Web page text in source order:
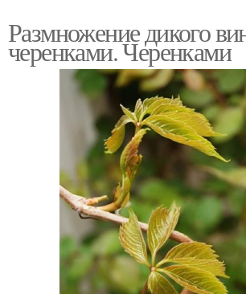
Размножение дикого
черенками. Черенками